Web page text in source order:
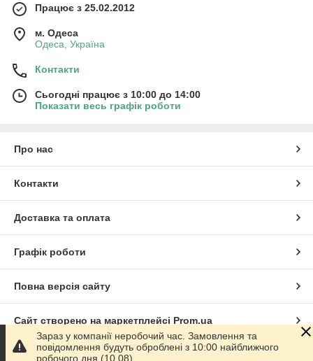
Працює з 25.02.2012
м. Одеса
Одеса, Україна
Контакти
Сьогодні працює з 10:00 до 14:00
Показати весь графік роботи
Про нас
Контакти
Доставка та оплата
Графік роботи
Повна версія сайту
Сайт створено на маркетплейсі Prom.ua
Політика конфіденційності
Зараз у компанії неробочий час. Замовлення та
повідомлення будуть оброблені з 10:00 найближчого
робочого дня (10.08).